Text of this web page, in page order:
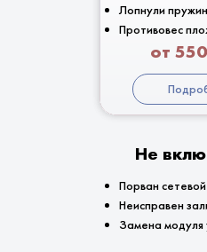
Лопнули
Противовес
от
Не
Порван
Неисправен
Замена модуля